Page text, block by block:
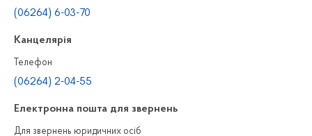
(06264) 6-03-70
Канцелярiя
Телефон
(06264) 2-04-55
Електронна пошта для звернень
Для звернень юридичних осiб